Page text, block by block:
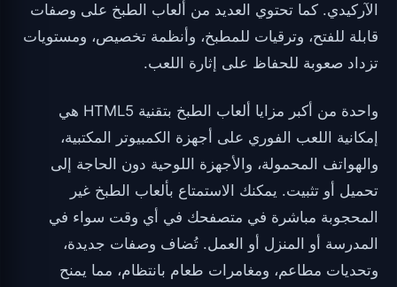
الآركيدي. كما تحتوي العديد من ألعاب الطبخ على وصفات
قابلة للفتح، وترقيات للمطبخ، وأنظمة تخصيص، ومستويات
تزداد صعوبة للحفاظ على إثارة اللعب.
واحدة من أكبر مزايا ألعاب الطبخ بتقنية HTML5 هي
إمكانية اللعب الفوري على أجهزة الكمبيوتر المكتبية،
والهواتف المحمولة، والأجهزة اللوحية دون الحاجة إلى
تحميل أو تثبيت. يمكنك الاستمتاع بألعاب الطبخ غير
المحجوبة مباشرة في متصفحك في أي وقت سواء في
المدرسة أو المنزل أو العمل. تُضاف وصفات جديدة،
وتحديات مطاعم، ومغامرات طعام بانتظام، مما يمنح